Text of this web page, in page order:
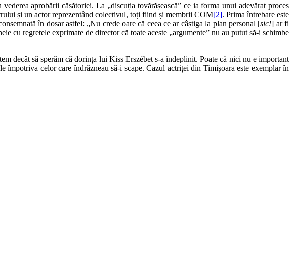
aprobării căsătoriei. La „discuția tovărășească” ce ia forma unui adevărat proces
și un actor reprezentând colectivul, toți fiind și membrii COM[2]. Prima întrebare este
în dosar astfel: „Nu crede oare că ceea ce ar câștiga la plan personal [sic!] ar fi
regretele exprimate de director că toate aceste „argumente” nu au putut să‑i schimbe
decât să sperăm că dorința lui Kiss Erszébet s‑a îndeplinit. Poate că nici nu e important
celor care îndrăzneau să‑i scape. Cazul actriței din Timișoara este exemplar în